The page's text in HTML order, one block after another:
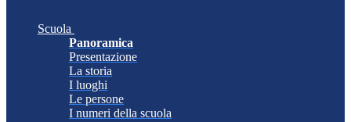
Scuola
Panoramica
Presentazione
La storia
I luoghi
Le persone
I numeri della scuola